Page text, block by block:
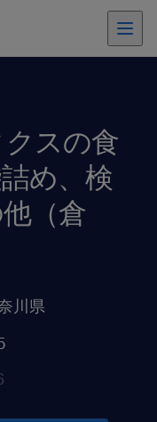
スの食
め、検
（倉
川県